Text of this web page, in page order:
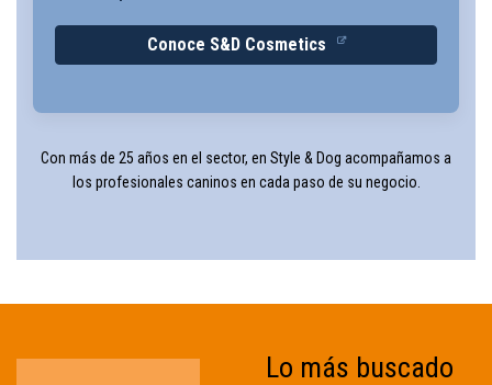
Conoce S&D Cosmetics
Con más de 25 años en el sector, en Style & Dog acompañamos a
los profesionales caninos en cada paso de su negocio.
Lo más buscado